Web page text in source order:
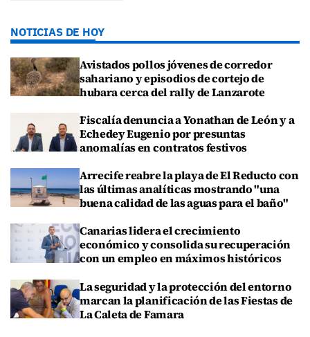
NOTICIAS DE HOY
Avistados pollos jóvenes de corredor
sahariano y episodios de cortejo de
hubara cerca del rally de Lanzarote
Fiscalía denuncia a Yonathan de León y a
Echedey Eugenio por presuntas
anomalías en contratos festivos
Arrecife reabre la playa de El Reducto con
las últimas analíticas mostrando "una
buena calidad de las aguas para el baño"
Canarias lidera el crecimiento
económico y consolida su recuperación
con un empleo en máximos históricos
La seguridad y la protección del entorno
marcan la planificación de las Fiestas de
La Caleta de Famara